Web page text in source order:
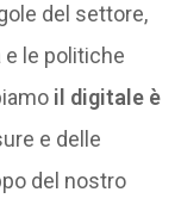
del settore,
e le politiche
il digitale è
e delle
del nostro